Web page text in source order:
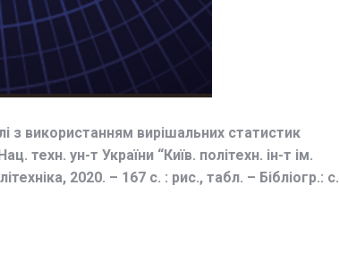
з використанням вирішальних статистик
техн. ун-т України “Київ. політехн. ін-т ім.
2020. – 167 с. : рис., табл. – Бібліогр.: с.